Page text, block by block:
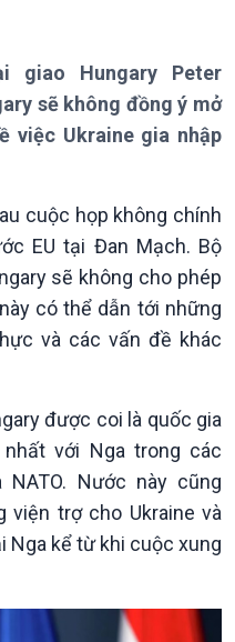
Thời sự 12h
Thời sự 18h
Thời sự 21h30
Bản tin
Theo dòng Thời sự
Thế giới
Tin thế giới
Vấn đề quốc tế
Hồ sơ sự kiện quốc tế
Thế giới & Việt Nam
giao Hungary Peter
sẽ không đồng ý mở
việc Ukraine gia nhập
cuộc họp không chính
EU tại Đan Mạch. Bộ
sẽ không cho phép
có thể dẫn tới những
và các vấn đề khác
được coi là quốc gia
với Nga trong các
Nước này cũng
viện trợ cho Ukraine và
Nga kể từ khi cuộc xung